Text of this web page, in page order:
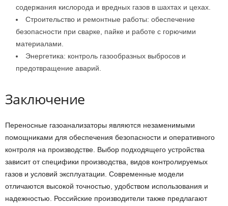
содержания кислорода и вредных газов в шахтах и цехах.
Строительство и ремонтные работы: обеспечение
безопасности при сварке, пайке и работе с горючими
материалами.
Энергетика: контроль газообразных выбросов и
предотвращение аварий.
Заключение
Переносные газоанализаторы являются незаменимыми
помощниками для обеспечения безопасности и оперативного
контроля на производстве. Выбор подходящего устройства
зависит от специфики производства, видов контролируемых
газов и условий эксплуатации. Современные модели
отличаются высокой точностью, удобством использования и
надежностью. Российские производители также предлагают